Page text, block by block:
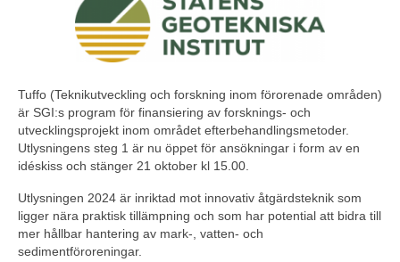
Tuffo (Teknikutveckling och forskning inom förorenade områden)
är SGI:s program för finansiering av forsknings- och
utvecklingsprojekt inom området efterbehandlingsmetoder.
Utlysningens steg 1 är nu öppet för ansökningar i form av en
idéskiss och stänger 21 oktober kl 15.00.
Utlysningen 2024 är inriktad mot innovativ åtgärdsteknik som
ligger nära praktisk tillämpning och som har potential att bidra till
mer hållbar hantering av mark-, vatten- och
sedimentföroreningar.